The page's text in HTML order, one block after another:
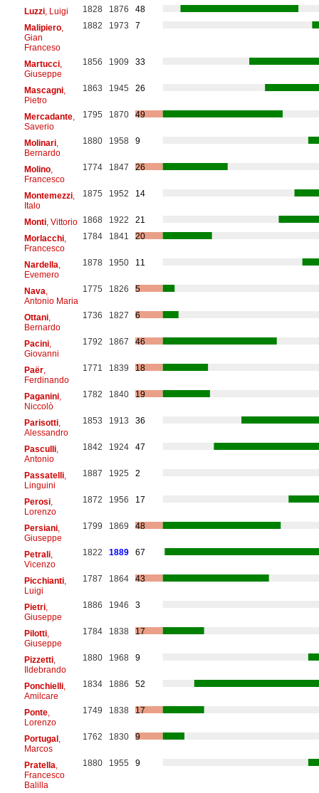
Luzzi, Luigi 1828 1876
48
Malipiero,
Gian
Franceso
1882 1973 7
Martucci,
Giuseppe
1856 1909 33
Mascagni,
Pietro
1863 1945 26
Mercadante,
Saverio
1795 1870 49
Molinari,
Bernardo
1880 1958 9
Molino,
Francesco
1774 1847 26
Montemezzi,
Italo
1875 1952 14
Monti, Vittorio 1868 1922
21
Morlacchi,
Francesco
1784 1841 20
Nardella
Evemero
1878 1950 11
Nava
Antonio Maria
1775 1826 5
Ottani,
Bernardo
1736 1827 6
Pacini,
Giovanni
1792 1867 46
Paër,
Ferdinando
1771 1839 18
Paganini,
Niccolò
1782 1840 19
Parisotti,
Alessandro
1853 1913 36
Pasculli,
Antonio
1842 1924 47
Passatelli,
Linguini
1887 1925 2
Perosi,
Lorenzo
1872 1956 17
Persiani,
Giuseppe
1799 1869 48
Petrali,
Vicenzo
1822 1889 67
Picchianti,
Luigi
1787 1864 43
Pietri,
Giuseppe
1886 1946 3
Pilotti,
Giuseppe
1784 1838 17
Pizzetti,
Ildebrando
1880 1968 9
Ponchielli,
Amilcare
1834 1886 52
Ponte,
Lorenzo
1749 1838 17
Portugal,
Marcos
1762 1830 9
Pratella
Francesco
Balilla
1880 1955 9